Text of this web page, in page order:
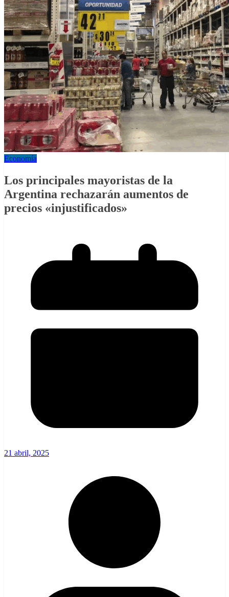
Economía
Los principales mayoristas de la
Argentina rechazarán aumentos de
precios «injustificados»
21 abril, 2025